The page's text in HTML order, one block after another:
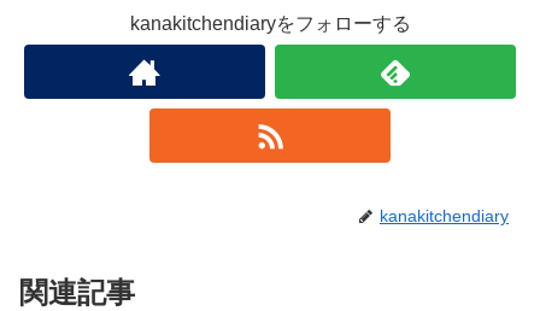
kanakitchendiaryをフォローする
kanakitchendiary
関連記事